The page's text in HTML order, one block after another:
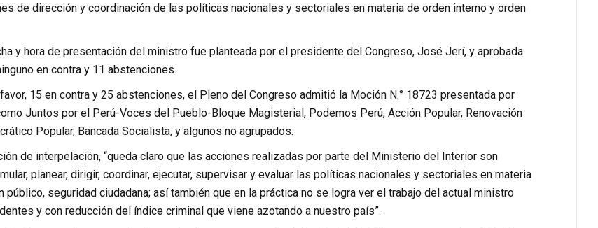
de dirección y coordinación de las políticas nacionales y sectoriales en materia de orden interno y orden
y hora de presentación del ministro fue planteada por el presidente del Congreso, José Jerí, y aprobada
en contra y 11 abstenciones.
15 en contra y 25 abstenciones, el Pleno del Congreso admitió la Moción N.° 18723 presentada por
Juntos por el Perú-Voces del Pueblo-Bloque Magisterial, Podemos Perú, Acción Popular, Renovación
Popular, Bancada Socialista, y algunos no agrupados.
de interpelación, “queda claro que las acciones realizadas por parte del Ministerio del Interior son
planear, dirigir, coordinar, ejecutar, supervisar y evaluar las políticas nacionales y sectoriales en materia
público, seguridad ciudadana; así también que en la práctica no se logra ver el trabajo del actual ministro
y con reducción del índice criminal que viene azotando a nuestro país”.